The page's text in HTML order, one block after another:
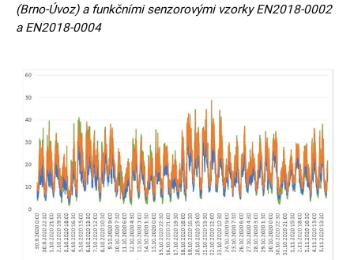
(Brno-Úvoz) a funkčními senzorovými vzorky EN2018-0002
a EN2018-0004